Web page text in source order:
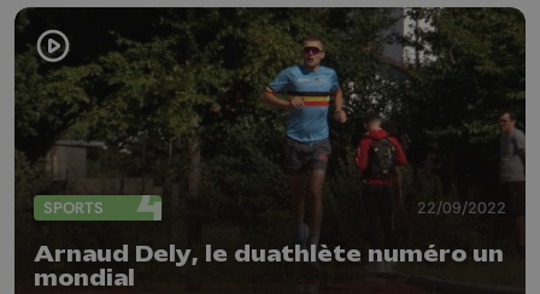
SPORTS 22/09/2022
Arnaud Dely, le duathlète numéro un
mondial